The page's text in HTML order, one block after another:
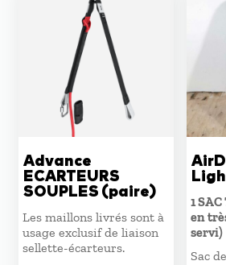
Advance
ECARTEURS
SOUPLES (paire)
Les maillons livrés sont à
usage exclusif de liaison
sellette-écarteurs.
1
en
servi)
Sac